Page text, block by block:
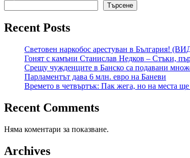
Търсене
Recent Posts
Световен наркобос арестуван в България!
Гонят с камъни Станислав Недков –
Срещу чужденците в Банско са подавани
Парламентът дава 6 млн. евро на Баневи
Времето в четвъртък: Пак жега, но на места
Recent Comments
Няма коментари за показване.
Archives